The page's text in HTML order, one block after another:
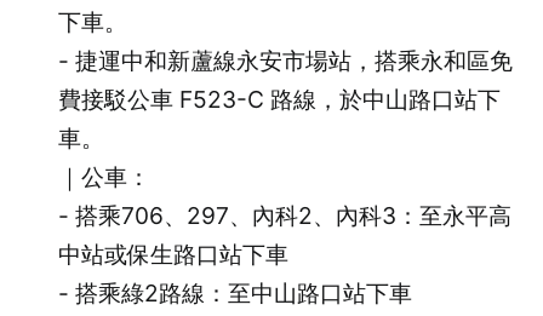
下車。
- 捷運中和新蘆線永安市場站，搭乘永和區免
費接駁公車 F523-C 路線，於中山路口站下
車。
｜公車：
- 搭乘706、297、內科2、內科3：至永平高
中站或保生路口站下車
- 搭乘綠2路線：至中山路口站下車